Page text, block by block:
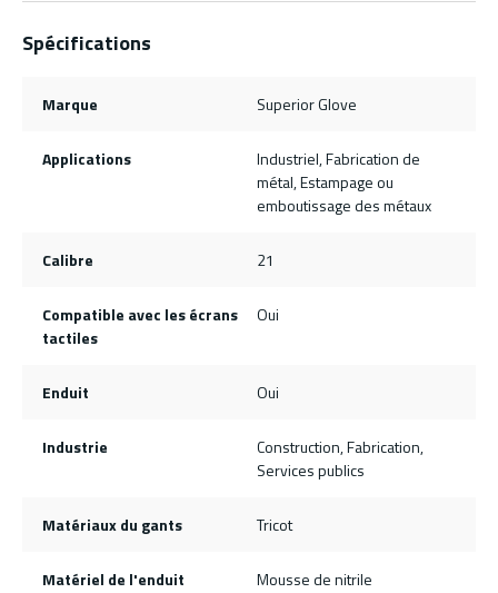
Spécifications
Marque Superior Glove
Applications
Industriel, Fabrication de
métal, Estampage ou
emboutissage des métaux
Calibre 21
Compatible avec les écrans
tactiles
Oui
Enduit Oui
Industrie
Construction, Fabrication,
Services publics
Matériaux du gants Tricot
Matériel de l'enduit Mousse de nitrile